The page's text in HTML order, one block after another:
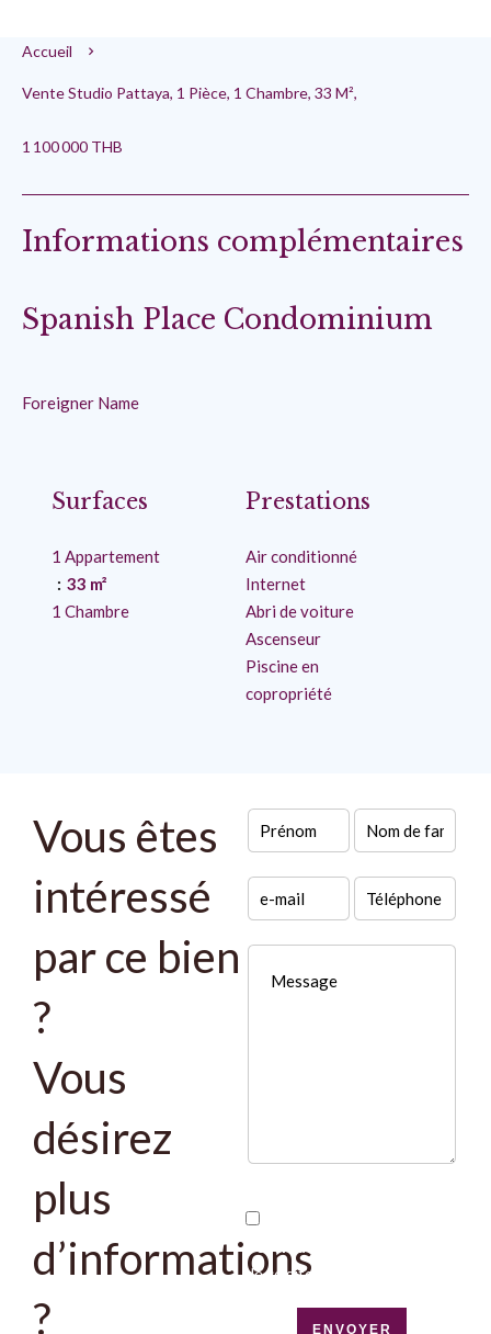
Accueil
Vente Studio Pattaya, 1 Pièce, 1 Chambre, 33 M²,
1 100 000 THB
Informations complémentaires
Spanish Place Condominium
Foreigner Name
Surfaces
1 Appartement
33 m²
1 Chambre
Prestations
Air conditionné
Internet
Abri de voiture
Ascenseur
Piscine en
copropriété
Vous êtes
intéressé
par ce bien
?
Vous
désirez
plus
d’informations
?
de ce site
ENVOYER